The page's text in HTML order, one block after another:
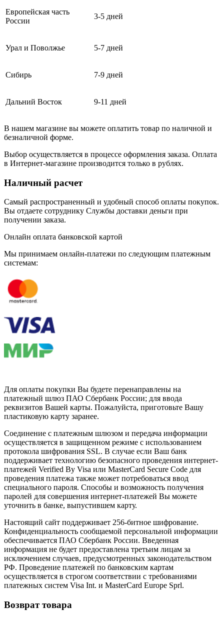
Европейская часть
России
3-5 дней
Урал и Поволжье 5-7 дней
Сибирь 7-9 дней
Дальний Восток 9-11 дней
В нашем магазине вы можете оплатить товар по наличной и
безналичной форме.
Выбор осуществляется в процессе оформления заказа. Оплата
в Интернет-магазине производится только в рублях.
Наличный расчет
Самый распространенный и удобный способ оплаты покупок.
Вы отдаете сотруднику Службы доставки деньги при
получении заказа.
Онлайн оплата банковской картой
Мы принимаем онлайн-платежи по cледующим платежным
системам:
Для оплаты покупки Вы будете перенаправлены на
платежный шлюз ПАО Сбербанк России; для ввода
реквизитов Вашей карты. Пожалуйста, приготовьте Вашу
пластиковую карту заранее.
Соединение с платежным шлюзом и передача информации
осуществляется в защищенном режиме с использованием
протокола шифрования SSL. В случае если Ваш банк
поддерживает технологию безопасного проведения интернет-
платежей Verified By Visa или MasterCard Secure Code для
проведения платежа также может потребоваться ввод
специального пароля. Способы и возможность получения
паролей для совершения интернет-платежей Вы можете
уточнить в банке, выпустившем карту.
Настоящий сайт поддерживает 256-битное шифрование.
Конфиденциальность сообщаемой персональной информации
обеспечивается ПАО Сбербанк России. Введенная
информация не будет предоставлена третьим лицам за
исключением случаев, предусмотренных законодательством
РФ. Проведение платежей по банковским картам
осуществляется в строгом соответствии с требованиями
платежных систем Visa Int. и MasterCard Europe Sprl.
Возврат товара